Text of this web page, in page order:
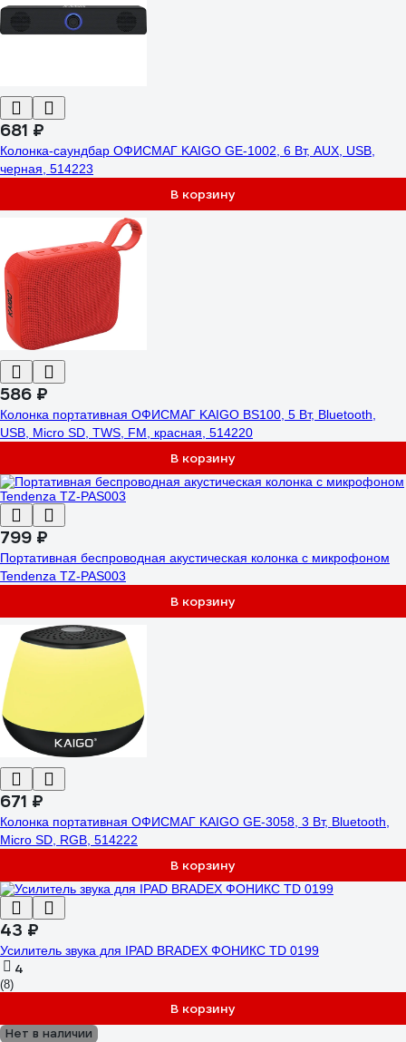
681 ₽
Колонка-саундбар ОФИСМАГ KAIGO GE-1002, 6 Вт, AUX, USB,
черная, 514223
В корзину
586 ₽
Колонка портативная ОФИСМАГ KAIGO BS100, 5 Вт, Bluetooth,
USB, Micro SD, TWS, FM, красная, 514220
В корзину
799 ₽
Портативная беспроводная акустическая колонка с микрофоном
Tendenza TZ-PAS003
В корзину
671 ₽
Колонка портативная ОФИСМАГ KAIGO GE-3058, 3 Вт, Bluetooth,
Micro SD, RGB, 514222
В корзину
43 ₽
Усилитель звука для IPAD BRADEX ФОНИКС TD 0199
4
(8)
В корзину
Нет в наличии